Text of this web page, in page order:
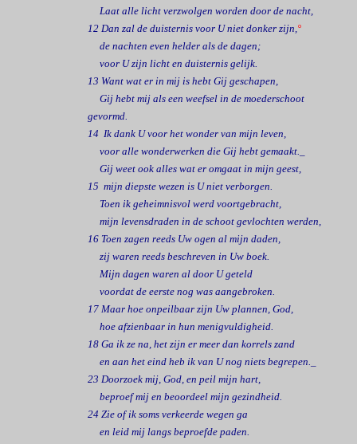
Laat alle licht verzwolgen worden door de nacht,
12 Dan zal de duisternis voor U niet donker zijn, °
de nachten even helder als de dagen;
voor U zijn licht en duisternis gelijk.
13 Want wat er in mij is hebt Gij geschapen,
Gij hebt mij als een weefsel in de moederschoot
gevormd.
14 Ik dank U voor het wonder van mijn leven,
voor alle wonderwerken die Gij hebt gemaakt._
Gij weet ook alles wat er omgaat in mijn geest,
15 mijn diepste wezen is U niet verborgen.
Toen ik geheimnisvol werd voortgebracht,
mijn levensdraden in de schoot gevlochten werden,
16 Toen zagen reeds Uw ogen al mijn daden,
zij waren reeds beschreven in Uw boek.
Mijn dagen waren al door U geteld
voordat de eerste nog was aangebroken.
17 Maar hoe onpeilbaar zijn Uw plannen, God,
hoe afzienbaar in hun menigvuldigheid.
18 Ga ik ze na, het zijn er meer dan korrels zand
en aan het eind heb ik van U nog niets begrepen._
23 Doorzoek mij, God, en peil mijn hart,
beproef mij en beoordeel mijn gezindheid.
24 Zie of ik soms verkeerde wegen ga
en leid mij langs beproefde paden.